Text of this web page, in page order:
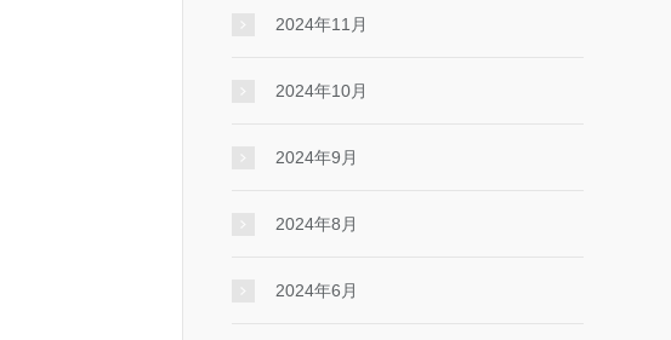
2024年11月
2024年10月
2024年9月
2024年8月
2024年6月